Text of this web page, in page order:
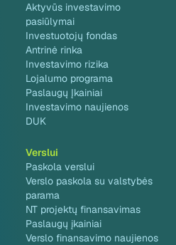
Aktyvūs investavimo
pasiūlymai
Investuotojų fondas
Antrinė rinka
Investavimo rizika
Lojalumo programa
Paslaugų Įkainiai
Investavimo naujienos
DUK
Verslui
Paskola verslui
Verslo paskola su valstybės
parama
NT projektų finansavimas
Paslaugų įkainiai
Verslo finansavimo naujienos